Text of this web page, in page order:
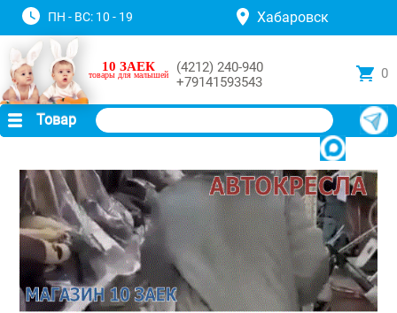
ПН - ВС: 10 - 19 Хабаровск
10 ЗАЕК
товары для малышей
(4212) 240-940
+79141593543
0
Товар